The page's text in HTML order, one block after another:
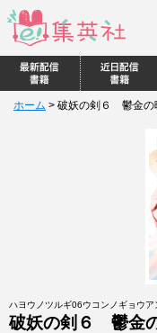
ホーム > 破妖の剣６ 鬱金の
ハヨウノツルギ06ウコンノギョウア
破妖の剣６ 鬱金